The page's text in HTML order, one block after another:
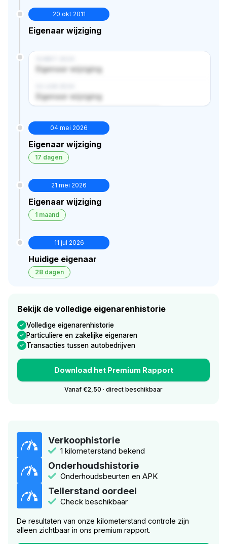
20 okt 2011
Eigenaar wijziging
Eigenaar wijziging
Eigenaar wijziging
04 mei 2026
Eigenaar wijziging
17 dagen
21 mei 2026
Eigenaar wijziging
1 maand
11 jul 2026
Huidige eigenaar
28 dagen
Bekijk de volledige eigenarenhistorie
Volledige eigenarenhistorie
Particuliere en zakelijke eigenaren
Transacties tussen autobedrijven
Download het Premium Rapport
Vanaf €2,50 · direct beschikbaar
Verkoophistorie
1 kilometerstand bekend
Onderhoudshistorie
Onderhoudsbeurten en APK
Tellerstand oordeel
Check beschikbaar
De resultaten van onze kilometerstand controle zijn
alleen zichtbaar in ons premium rapport.